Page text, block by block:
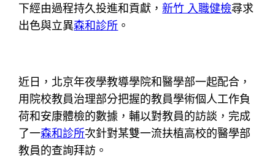
下經由過程持久投進和貢獻，新竹 入職健檢尋求
出色與立異森和診所 。
近日，北京年夜學教導學院和醫學部一起配合，
用院校教員治理部分把握的教員學術個人工作負
荷和安康體檢的數據，輔以對教員的訪談，完成
了一森和診所次針對某雙一流扶植高校的醫學部
教員的查詢拜訪。